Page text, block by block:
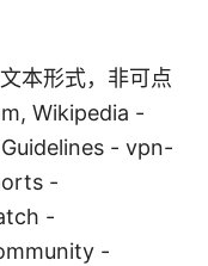
本形式，非可点
Wikipedia -
- vpn-
-
-
-